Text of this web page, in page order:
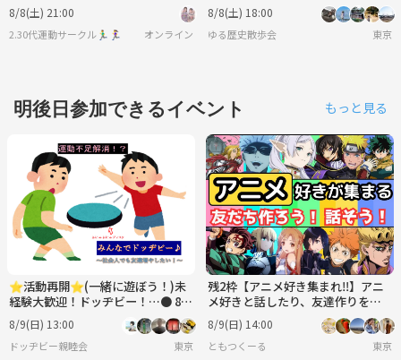
8/8(土) 21:00
2.30代運動サークル🏃‍♂️🏃‍♀️ オンライン
8/8(土) 18:00
ゆる歴史散歩会 東京
明後日参加できるイベント もっと見る
⭐︎活動再開⭐︎(一緒に遊ぼう！)未
経験大歓迎！ドッヂビー！…● 8月
9日(日)13:00〜
8/9(日) 13:00
ドッヂビー親睦会 東京
残2枠【アニメ好き集まれ‼️】アニ
メ好きと話したり、友達作りをし
よう✨️【🔰新規大歓迎】【20代30
代】
8/9(日) 14:00
ともつくーる 東京